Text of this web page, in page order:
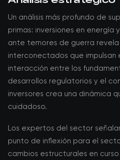
Un análisis más profundo de
primas: inversiones en energía
ante temores de guerra
interconectados que impulsan
interacción entre los
desarrollos regulatorios y el
inversores crea una dinámica
cuidadoso.
Los expertos del sector
punto de inflexión para el
cambios estructurales en